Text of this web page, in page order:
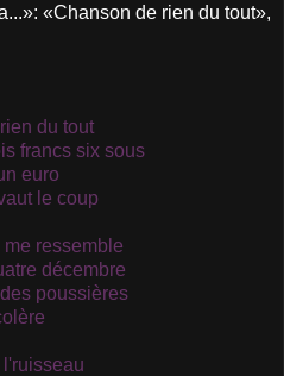
«Chanson de rien du tout»,
du tout
francs six sous
euro
le coup
ressemble
décembre
poussières